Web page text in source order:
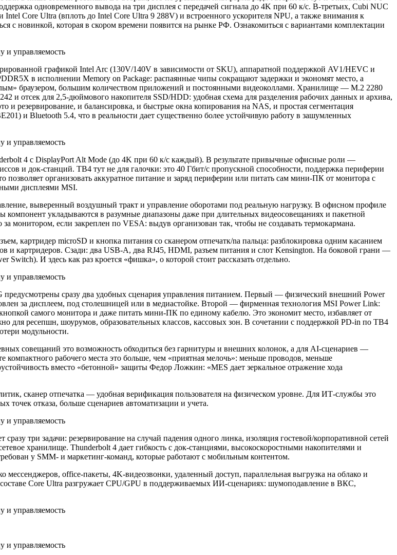
одновременного вывода на три дисплея с передачей сигнала до 4K при 60 к/с. В‑третьих, Cubi NUC
Core Ultra (вплоть до Intel Core Ultra 9 288V) и встроенного ускорителя NPU, а также внимания к
с новинкой, которая в скором времени появится на рынке РФ. Ознакомиться с вариантами комплектации
графикой Intel Arc (130V/140V в зависимости от SKU), аппаратной поддержкой AV1/HEVC и
в исполнении Memory on Package: распаянные чипы сокращают задержки и экономят место, а
браузером, большим количеством приложений и постоянными видеоколлами. Хранилище — M.2 2280
отсек для 2,5-дюймового накопителя SSD/HDD: удобная схема для разделения рабочих данных и архива,
резервирование, и балансировка, и быстрые окна копирования на NAS, и простая сегментация
и Bluetooth 5.4, что в реальности дает существенно более устойчивую работу в зашумленных
4 с DisplayPort Alt Mode (до 4K при 60 к/с каждый). В результате привычные офисные роли —
и док‑станций. TB4 тут не для галочки: это 40 Гбит/с пропускной способности, поддержка периферии
организовать аккуратное питание и заряд периферии или питать сам мини‑ПК от монитора с
дисплеями MSI.
выверенный воздушный тракт и управление оборотами под реальную нагрузку. В офисном профиле
компонент укладываются в разумные диапазоны даже при длительных видеосовещаниях и пакетной
монитором, если закреплен по VESA: выдув организован так, чтобы не создавать термокармана.
картридер microSD и кнопка питания со сканером отпечатк/nа пальца: разблокировка одним касанием
и картридеров. Сзади: два USB‑A, два RJ45, HDMI, разъем питания и слот Kensington. На боковой грани —
И здесь как раз кроется «фишка», о которой стоит рассказать отдельно.
сразу два удобных сценария управления питанием. Первый — физический внешний Power
за дисплеем, под столешницей или в медиастойке. Второй — фирменная технология MSI Power Link:
самого монитора и даже питать мини‑ПК по единому кабелю. Это экономит место, избавляет от
для ресепшн, шоурумов, образовательных классов, кассовых зон. В сочетании с поддержкой PD‑in по TB4
модульности.
совещаний это возможность обходиться без гарнитуры и внешних колонок, а для AI‑сценариев —
рабочего места это больше, чем «приятная мелочь»: меньше проводов, меньше
вместо «бетонной» защиты Федор Ложкин: «MES дает зеркальное отражение хода
сканер отпечатка — удобная верификация пользователя на физическом уровне. Для ИТ‑службы это
точек отказа, больше сценариев автоматизации и учета.
три задачи: резервирование на случай падения одного линка, изоляция гостевой/корпоративной сетей
хранилище. Thunderbolt 4 дает гибкость с док‑станциями, высокоскоростными накопителями и
у SMM‑ и маркетинг‑команд, которые работают с мобильным контентом.
office‑пакеты, 4K‑видеозвонки, удаленный доступ, параллельная выгрузка на облако и
Core Ultra разгружает CPU/GPU в поддерживаемых ИИ‑сценариях: шумоподавление в ВКС,